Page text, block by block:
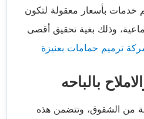
خدمات بأسعار معقولة لتكون
وذلك بغية تحقيق أقصى
ترميم حمامات بعنيزة
بالباحه
من الشقوق، وتتضمن هذه